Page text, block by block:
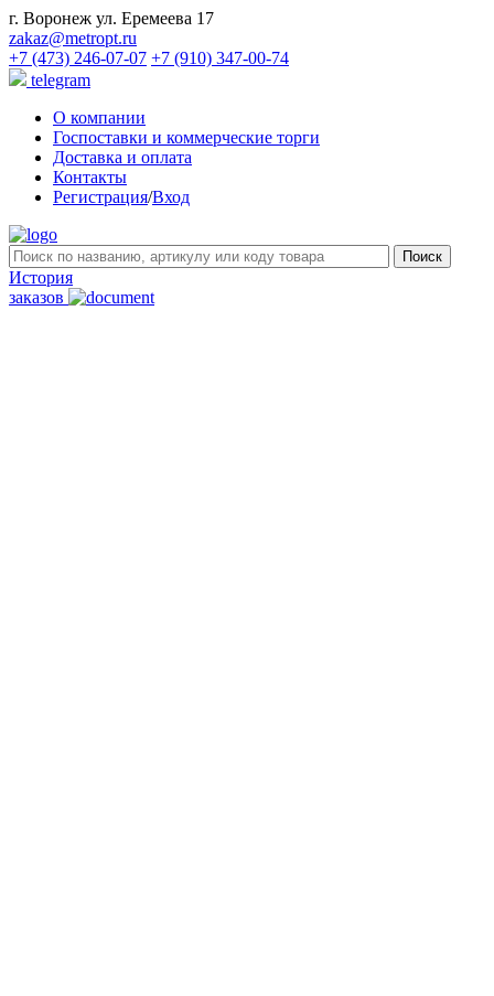
г. Воронеж ул. Еремеева 17
zakaz@metropt.ru
+7 (473) 246-07-07 +7 (910) 347-00-74
telegram
О компании
Госпоставки и коммерческие торги
Доставка и оплата
Контакты
Регистрация/Вход
История
заказов